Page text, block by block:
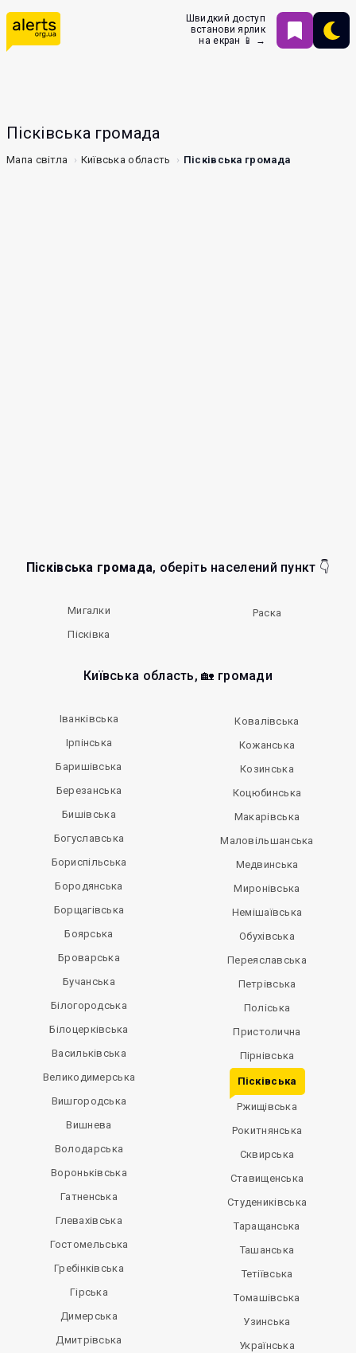
Швидкий доступ
встанови ярлик
на екран 📱 →
Пісківська громада
Мапа світла Київська область Пісківська громада
Пісківська громада, оберіть населений пункт 👇
Мигалки
Пісківка
Раска
Київська область, 🏡 громади
Іванківська
Ірпінська
Баришівська
Березанська
Бишівська
Богуславська
Бориспільська
Бородянська
Борщагівська
Боярська
Броварська
Бучанська
Білогородська
Білоцерківська
Васильківська
Великодимерська
Вишгородська
Вишнева
Володарська
Вороньківська
Гатненська
Глевахівська
Гостомельська
Гребінківська
Гірська
Димерська
Дмитрівська
Ковалівська
Кожанська
Козинська
Коцюбинська
Макарівська
Маловільшанська
Медвинська
Миронівська
Немішаївська
Обухівська
Переяславська
Петрівська
Поліська
Пристолична
Пірнівська
Пісківська
Ржищівська
Рокитнянська
Сквирська
Ставищенська
Студениківська
Таращанська
Ташанська
Тетіївська
Томашівська
Узинська
Українська